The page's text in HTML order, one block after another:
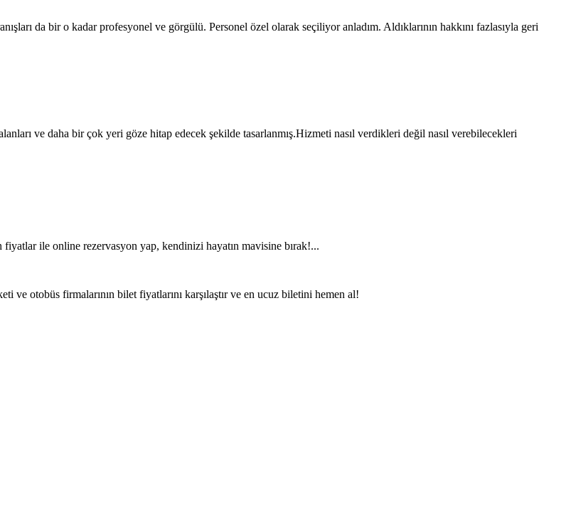
da bir o kadar profesyonel ve görgülü. Personel özel olarak seçiliyor anladım. Aldıklarının hakkını fazlasıyla geri
ve daha bir çok yeri göze hitap edecek şekilde tasarlanmış.Hizmeti nasıl verdikleri değil nasıl verebilecekleri
ile online rezervasyon yap, kendinizi hayatın mavisine bırak!...
ve otobüs firmalarının bilet fiyatlarını karşılaştır ve en ucuz biletini hemen al!